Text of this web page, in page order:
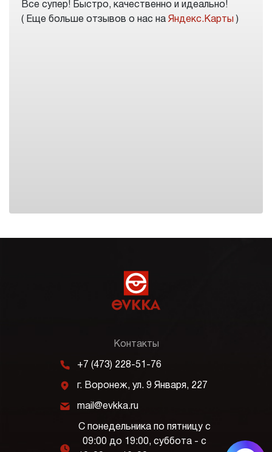
Все супер! Быстро, качественно и идеально!
( Еще больше отзывов о нас на Яндекс.Карты )
Контакты
m +7 (473) 228-51-76
j г. Воронеж, ул. 9 Января, 227
k mail@evkka.ru
l
С понедельника по пятницу с
09:00 до 19:00, суббота - с